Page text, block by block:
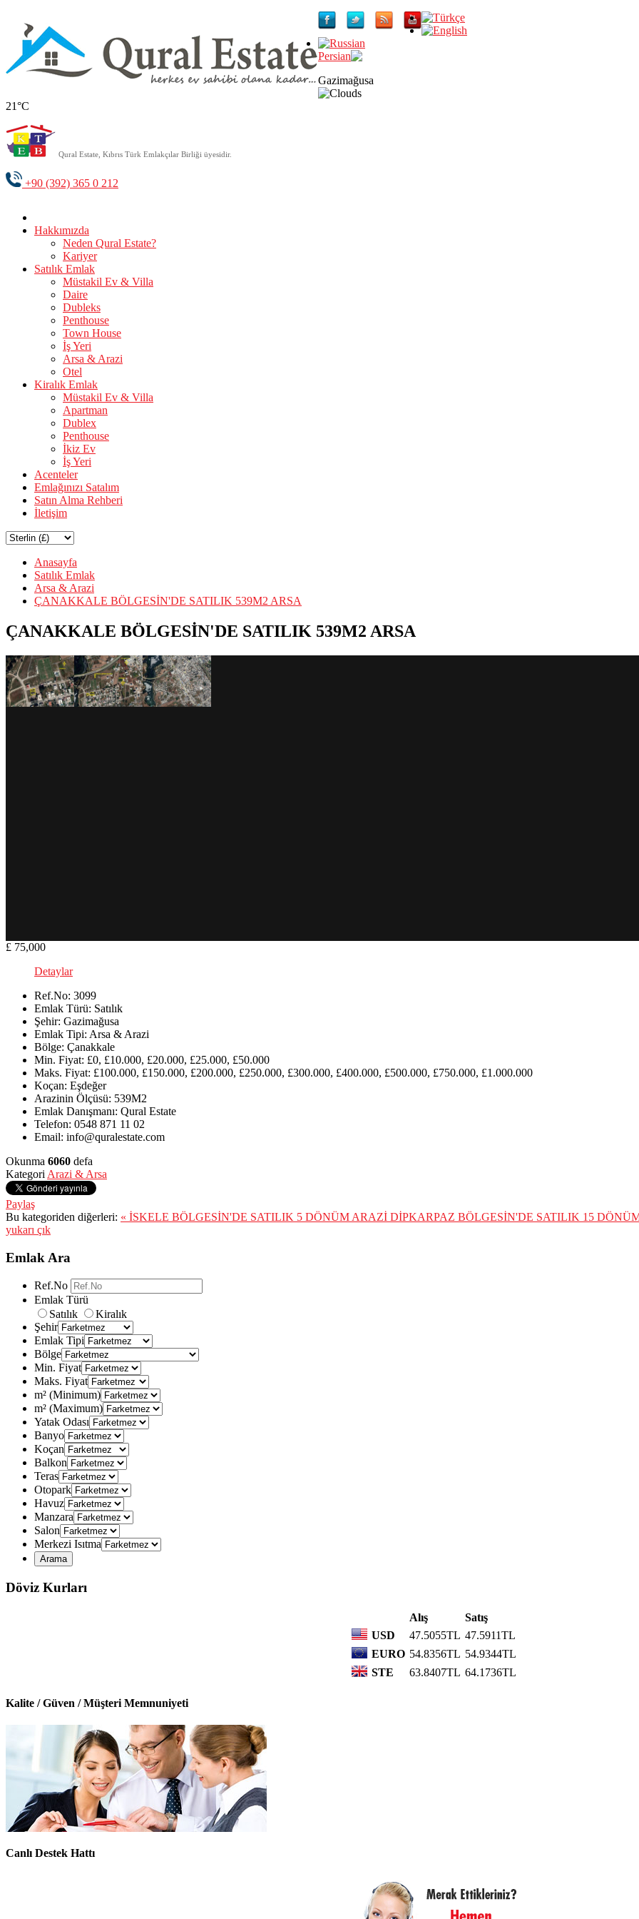
Gazimağusa
21°C
Qural Estate, Kıbrıs Türk Emlakçılar Birliği üyesidir.
+90 (392) 365 0 212
Hakkımızda
Neden Qural Estate?
Kariyer
Satılık Emlak
Müstakil Ev & Villa
Daire
Dubleks
Penthouse
Town House
İş Yeri
Arsa & Arazi
Otel
Kiralık Emlak
Müstakil Ev & Villa
Apartman
Dublex
Penthouse
İkiz Ev
İş Yeri
Acenteler
Emlağınızı Satalım
Satın Alma Rehberi
İletişim
Anasayfa
Satılık Emlak
Arsa & Arazi
ÇANAKKALE BÖLGESİN'DE SATILIK 539M2 ARSA
ÇANAKKALE BÖLGESİN'DE SATILIK 539M2 ARSA
£ 75,000
Detaylar
Ref.No: 3099
Emlak Türü: Satılık
Şehir: Gazimağusa
Emlak Tipi: Arsa & Arazi
Bölge: Çanakkale
Min. Fiyat: £0, £10.000, £20.000, £25.000, £50.000
Maks. Fiyat: £100.000, £150.000, £200.000, £250.000, £300.000, £400.000, £500.000, £750.000, £1.000.000
Koçan: Eşdeğer
Arazinin Ölçüsü: 539M2
Emlak Danışmanı: Qural Estate
Telefon: 0548 871 11 02
Email: info@quralestate.com
Okunma 6060 defa
Kategori Arazi & Arsa
Paylaş
Bu kategoriden diğerleri: « İSKELE BÖLGESİN'DE SATILIK 5 DÖNÜM ARAZİ DİPKARPAZ BÖLGESİN'DE SATILIK 15
yukarı çık
Emlak Ara
Ref.No
Emlak Türü
Satılık
Kiralık
Şehir
Emlak Tipi
Bölge
Min. Fiyat
Maks. Fiyat
m² (Minimum)
m² (Maximum)
Yatak Odası
Banyo
Koçan
Balkon
Teras
Otopark
Havuz
Manzara
Salon
Merkezi Isıtma
Döviz Kurları
Alış
Satış
USD
47.5055TL 47.5911TL
EURO 54.8356TL 54.9344TL
STE
63.8407TL 64.1736TL
Kalite / Güven / Müşteri Memnuniyeti
Canlı Destek Hattı